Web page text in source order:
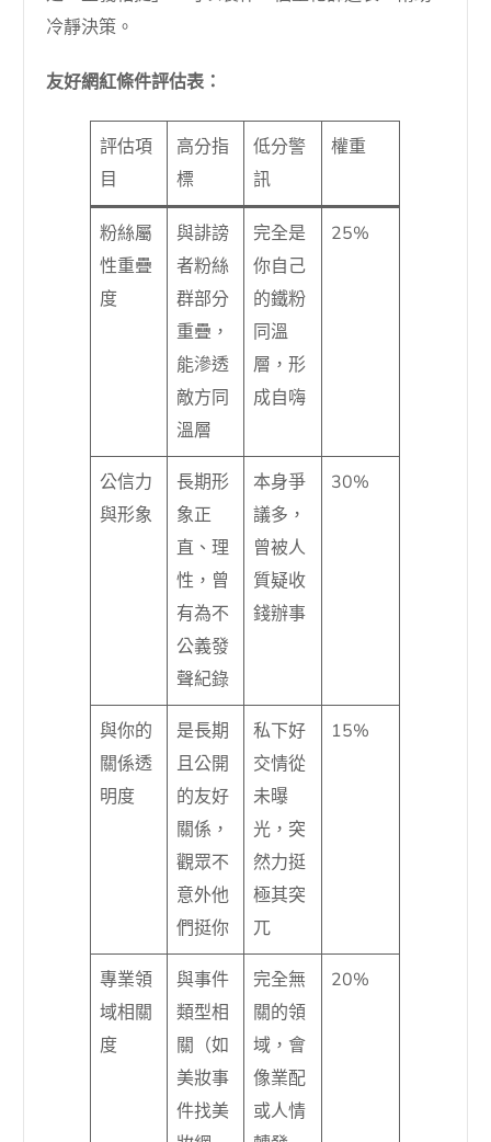
冷靜決策。
友好網紅條件評估表：
評估項
目
高分指
標
低分警
訊
權重
粉絲屬
性重疊
度
與誹謗
者粉絲
群部分
重疊，
能滲透
敵方同
溫層
完全是
你自己
的鐵粉
同溫
層，形
成自嗨
25%
公信力
與形象
長期形
象正
直、理
性，曾
有為不
公義發
聲紀錄
本身爭
議多，
曾被人
質疑收
錢辦事
30%
與你的
關係透
明度
是長期
且公開
的友好
關係，
觀眾不
意外他
們挺你
私下好
交情從
未曝
光，突
然力挺
極其突
兀
15%
專業領
域相關
度
與事件
類型相
關（如
美妝事
件找美
完全無
關的領
域，會
像業配
或人情
20%